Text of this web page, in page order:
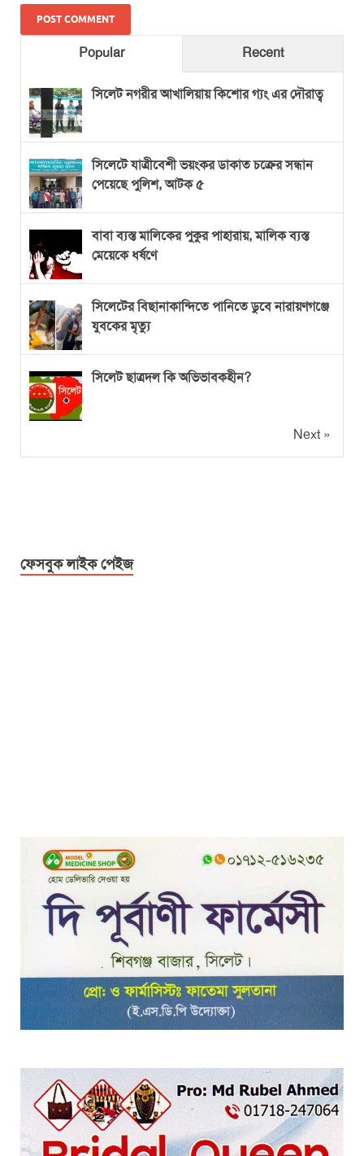
Popular Recent
সিলেট নগরীর আখালিয়ায় কিশোর গ্যং এর দৌরাত্ব
সিলেটে যাত্রীবেশী ভয়ংকর ডাকাত চক্রের সন্ধান
পেয়েছে পুলিশ, আটক ৫
বাবা ব্যস্ত মালিকের পুকুর পাহারায়, মালিক ব্যস্ত
মেয়েকে ধর্ষণে
সিলেটের বিছানাকান্দিতে পানিতে ডুবে নারায়ণগঞ্জে
যুবকের মৃত্যু
সিলেট ছাত্রদল কি অভিভাবকহীন?
Next »
ফেসবুক লাইক পেইজ